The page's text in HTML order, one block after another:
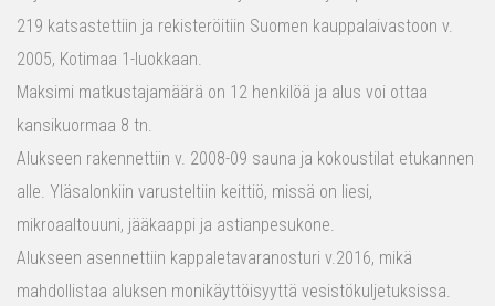
219 katsastettiin ja rekisteröitiin Suomen kauppalaivastoon v.
2005, Kotimaa 1-luokkaan.
Maksimi matkustajamäärä on 12 henkilöä ja alus voi ottaa
kansikuormaa 8 tn.
Alukseen rakennettiin v. 2008-09 sauna ja kokoustilat etukannen
alle. Yläsalonkiin varusteltiin keittiö, missä on liesi,
mikroaaltouuni, jääkaappi ja astianpesukone.
Alukseen asennettiin kappaletavaranosturi v.2016, mikä
mahdollistaa aluksen monikäyttöisyyttä vesistökuljetuksissa.